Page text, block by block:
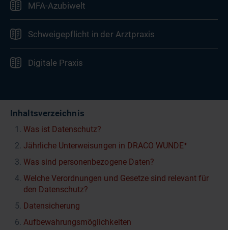
Inhaltsverzeichnis
Was ist Datenschutz?
Jährliche Unterweisungen in DRACO WUNDE⁺
Was sind personenbezogene Daten?
Welche Verordnungen und Gesetze sind relevant für
den Datenschutz?
Datensicherung
Aufbewahrungsmöglichkeiten
MFA-Azubiwelt
Schweigepflicht in der Arztpraxis
Digitale Praxis